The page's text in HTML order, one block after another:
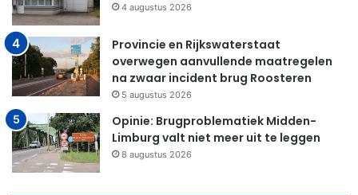
4 augustus 2026
Provincie en Rijkswaterstaat
overwegen aanvullende maatregelen
na zwaar incident brug Roosteren
5 augustus 2026
Opinie: Brugproblematiek Midden-
Limburg valt niet meer uit te leggen
8 augustus 2026